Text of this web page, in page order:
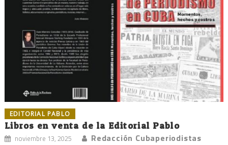
EDITORIAL PABLO
Libros en venta de la Editorial Pablo
noviembre 13, 2025 Redacción Cubaperiodistas